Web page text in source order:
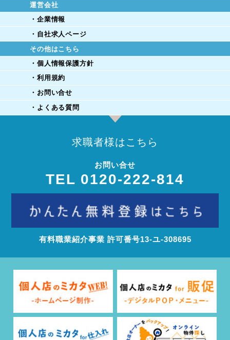
運営会社
・企業情報
・自社求人ページ
その他はこちら
・個人情報保護方針
・利用規約
・お問い合せ
・よくある質問
求職者様はこちら
お問い合せ
TEL 0120-222-814
有料職業紹介事業 許可番号13‐ユ‐308695